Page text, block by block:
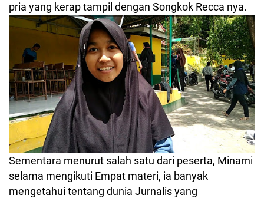
pria yang kerap tampil dengan Songkok Recca nya.
Sementara menurut salah satu dari peserta, Minarni
selama mengikuti Empat materi, ia banyak
mengetahui tentang dunia Jurnalis yang